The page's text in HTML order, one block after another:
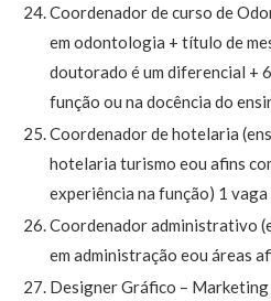
Coordenador de curso de
em odontologia + título de
doutorado é um diferencial +
função ou na docência do
Coordenador de hotelaria
hotelaria turismo eou afins
experiência na função) 1 vaga
Coordenador administrativo
em administração eou áreas
Designer Gráfico –